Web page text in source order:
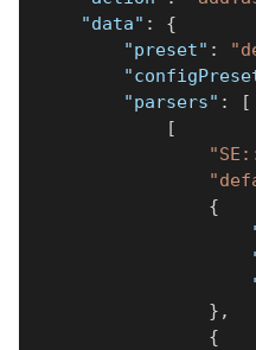
"data" :
{
"preset" :
"parsers" :
[
[
{
} ,
{